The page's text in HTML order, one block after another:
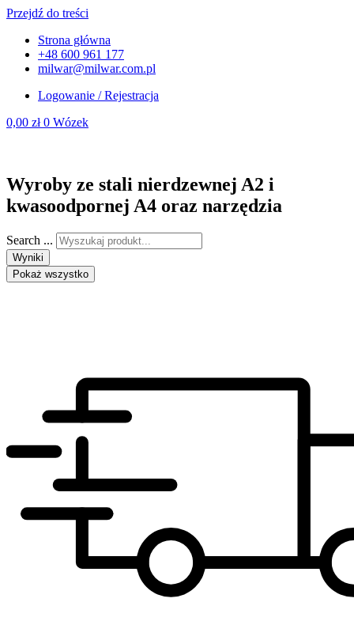
Przejdź do treści
Strona główna
+48 600 961 177
milwar@milwar.com.pl
Logowanie / Rejestracja
0,00 zł 0 Wózek
Wyroby ze stali nierdzewnej A2 i
kwasoodpornej A4 oraz narzędzia
Search ...
Wyniki
Pokaż wszystko